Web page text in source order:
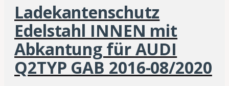
Ladekantenschutz
Edelstahl INNEN mit
Abkantung für AUDI
Q2TYP GAB 2016-08/2020